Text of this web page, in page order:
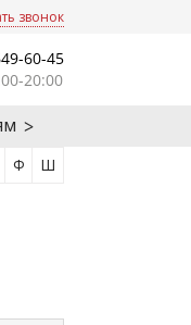
звонок
60-45
20:00
Ф Ш